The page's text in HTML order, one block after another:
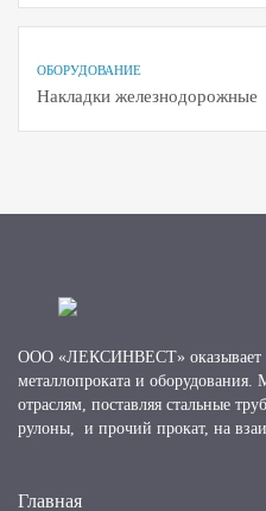
ОБОРУДОВАНИЕ
Накладки железнодорожные
ООО «ЛЕКСИНВЕСТ» оказывает
металлопроката и
отраслям, поставляя стальные
рулоны, и прочий прокат, на
Главная